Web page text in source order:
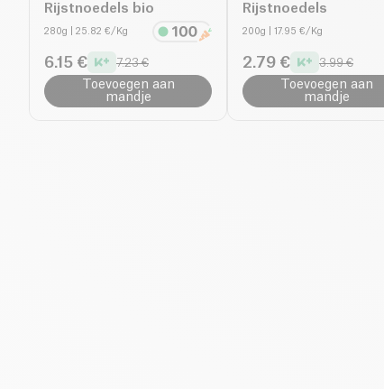
Rijstnoedels bio
280g | 25.82 €/Kg
6.15 € 7.23 €
Toevoegen aan
mandje
Rijstnoedels
200g | 17.95 €/Kg
2.79 € 3.99 €
Toevoegen aan
mandje